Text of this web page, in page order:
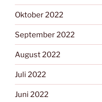
Oktober 2022
September 2022
August 2022
Juli 2022
Juni 2022